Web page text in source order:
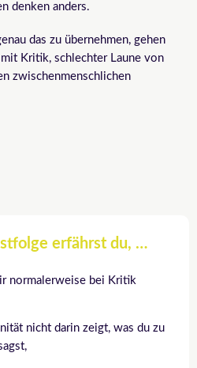
denken anders.
das zu übernehmen, gehen
Kritik, schlechter Laune von
zwischenmenschlichen
erfährst du, …
normalerweise bei Kritik
nicht darin zeigt, was du zu